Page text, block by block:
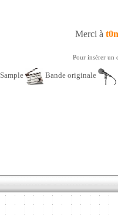
Merci à
Pour insérer un
Sample Bande originale